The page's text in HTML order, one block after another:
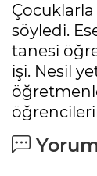
söyledi.
tanesi
işi. Nesil